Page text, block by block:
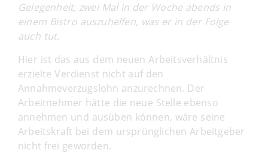
Gelegenheit, zwei Mal in der Woche abends in
einem Bistro auszuhelfen, was er in der Folge
auch tut.
Hier ist das aus dem neuen Arbeitsverhältnis
erzielte Verdienst nicht auf den
Annahmeverzugslohn anzurechnen. Der
Arbeitnehmer hätte die neue Stelle ebenso
annehmen und ausüben können, wäre seine
Arbeitskraft bei dem ursprünglichen Arbeitgeber
nicht frei geworden.